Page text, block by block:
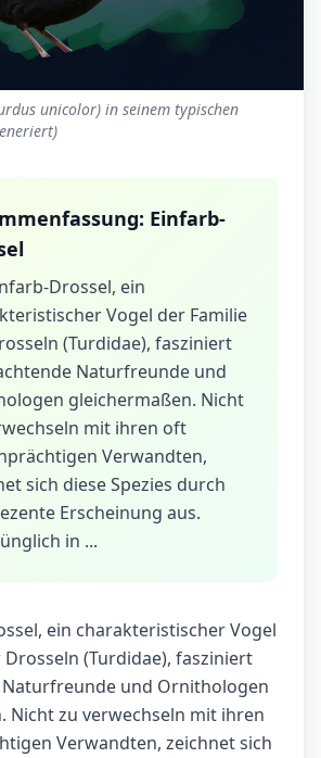
unicolor) in seinem typischen
Einfarb-
Drossel, ein
Vogel der Familie
(Turdidae), fasziniert
Naturfreunde und
gleichermaßen. Nicht
mit ihren oft
Verwandten,
sich diese Spezies durch
Erscheinung aus.
in ...
ein charakteristischer Vogel
Drosseln (Turdidae), fasziniert
und Ornithologen
Nicht zu verwechseln mit ihren
Verwandten, zeichnet sich